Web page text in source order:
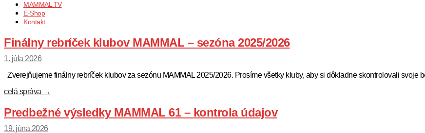
MAMMAL TV
E-Shop
Kontakt
Finálny rebríček klubov MAMMAL – sezóna 2025/2026
1. júla 2026
Zverejňujeme finálny rebríček klubov za sezónu MAMMAL 2025/2026. Prosíme všetky kluby, aby si dôkladne skontrolovali svoje
celá správa →
Predbežné výsledky MAMMAL 61 – kontrola údajov
19. júna 2026